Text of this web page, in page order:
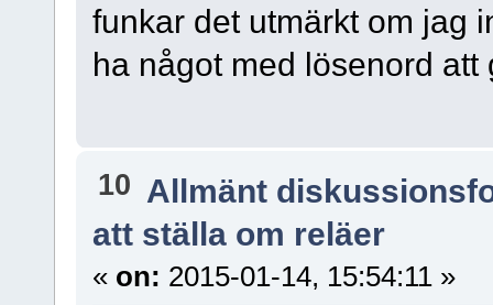
funkar det utmärkt om jag
ha något med lösenord att
10 Allmänt
att ställa om reläer
« on: 2015-01-14, 15:54:11 »